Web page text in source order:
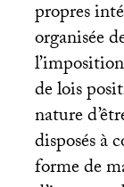
propres
organisée
de lois
nature
disposés à
forme de